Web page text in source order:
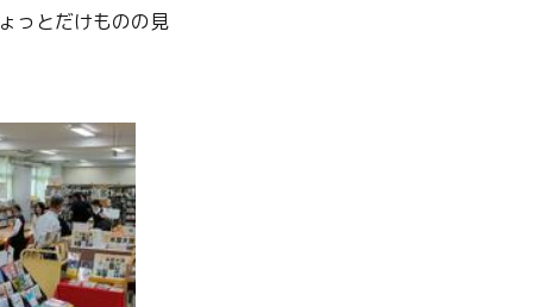
っとだけものの見